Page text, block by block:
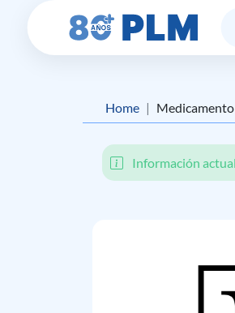
Home Medicamento
Información